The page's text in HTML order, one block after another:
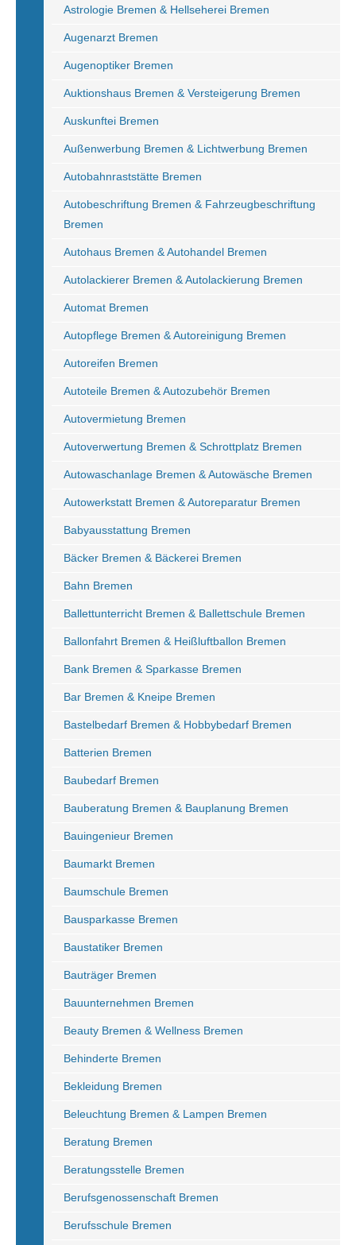
Astrologie Bremen & Hellseherei Bremen
Augenarzt Bremen
Augenoptiker Bremen
Auktionshaus Bremen & Versteigerung Bremen
Auskunftei Bremen
Außenwerbung Bremen & Lichtwerbung Bremen
Autobahnraststätte Bremen
Autobeschriftung Bremen & Fahrzeugbeschriftung
Bremen
Autohaus Bremen & Autohandel Bremen
Autolackierer Bremen & Autolackierung Bremen
Automat Bremen
Autopflege Bremen & Autoreinigung Bremen
Autoreifen Bremen
Autoteile Bremen & Autozubehör Bremen
Autovermietung Bremen
Autoverwertung Bremen & Schrottplatz Bremen
Autowaschanlage Bremen & Autowäsche Bremen
Autowerkstatt Bremen & Autoreparatur Bremen
Babyausstattung Bremen
Bäcker Bremen & Bäckerei Bremen
Bahn Bremen
Ballettunterricht Bremen & Ballettschule Bremen
Ballonfahrt Bremen & Heißluftballon Bremen
Bank Bremen & Sparkasse Bremen
Bar Bremen & Kneipe Bremen
Bastelbedarf Bremen & Hobbybedarf Bremen
Batterien Bremen
Baubedarf Bremen
Bauberatung Bremen & Bauplanung Bremen
Bauingenieur Bremen
Baumarkt Bremen
Baumschule Bremen
Bausparkasse Bremen
Baustatiker Bremen
Bauträger Bremen
Bauunternehmen Bremen
Beauty Bremen & Wellness Bremen
Behinderte Bremen
Bekleidung Bremen
Beleuchtung Bremen & Lampen Bremen
Beratung Bremen
Beratungsstelle Bremen
Berufsgenossenschaft Bremen
Berufsschule Bremen